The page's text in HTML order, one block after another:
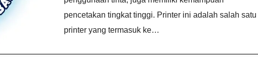
pencetakan tingkat tinggi. Printer ini adalah salah satu
printer yang termasuk ke…